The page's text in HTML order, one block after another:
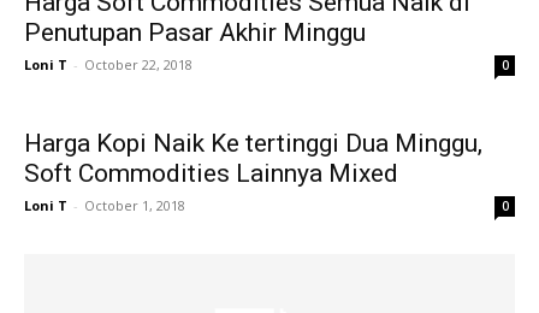
Penutupan Pasar Akhir Minggu
Loni T - October 22, 2018 0
Harga Kopi Naik Ke tertinggi Dua Minggu,
Soft Commodities Lainnya Mixed
Loni T - October 1, 2018 0